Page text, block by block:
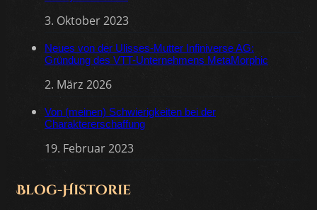
3. Oktober 2023
Neues von der Ulisses-Mutter Infiniverse AG:
Gründung des VTT-Unternehmens MetaMorphic
2. März 2026
Von (meinen) Schwierigkeiten bei der
Charaktererschaffung
19. Februar 2023
Blog-Historie